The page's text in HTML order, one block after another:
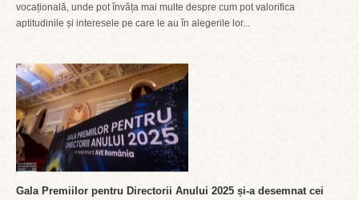
vocațională, unde pot învăța mai multe despre cum pot valorifica
aptitudinile și interesele pe care le au în alegerile lor...
Gala Premiilor pentru Directorii Anului 2025 și-a desemnat cei